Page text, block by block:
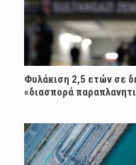
Φυλάκιση 2,5 ετών σε
«διασπορά